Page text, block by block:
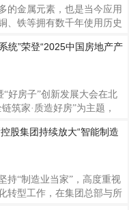
既是一场收心归位的“新春
“十五五”规划谋篇布局的关
角，为打赢“十五五”开局战
动能。2026年是
的金属元素，也是当今应用
、铁等拥有数千年使用历史
落，成为从日常生活到航空
料。铝的强大之处在于它的
质金属在自然界并不是以单
程非常复杂。从矿石到金
并非天然存在，它的诞生需
年在法国南部首次发现以
集中在几内亚、越南、
统”荣登“2025中国房地产产
“好房子”创新发展大会在北
筑家·质造好房”为主题，
15.31%的首选率荣登“2025
服务商·铝型材类品牌”十
的首选率荣登“2025中
服务商·系统门窗类国产品
既是行业对兴发实力的高
股集团持续放大“智能制造
持“制造业当家”，高度重视
转型工作，在集团总部与所